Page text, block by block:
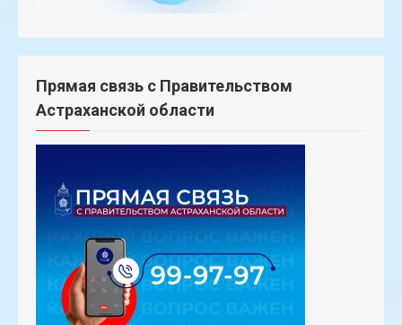
Прямая связь с Правительством
Астраханской области